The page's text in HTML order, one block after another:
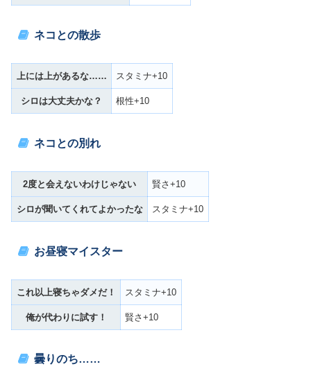
ネコとの散歩
上には上があるな…… スタミナ+10
シロは大丈夫かな？ 根性+10
ネコとの別れ
2度と会えないわけじゃない 賢さ+10
シロが聞いてくれてよかったな スタミナ+10
お昼寝マイスター
これ以上寝ちゃダメだ！ スタミナ+10
俺が代わりに試す！ 賢さ+10
曇りのち……